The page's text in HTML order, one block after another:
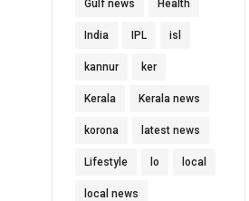
Gulf news Health
India IPL isl
kannur ker
Kerala Kerala news
korona latest news
Lifestyle lo local
local news